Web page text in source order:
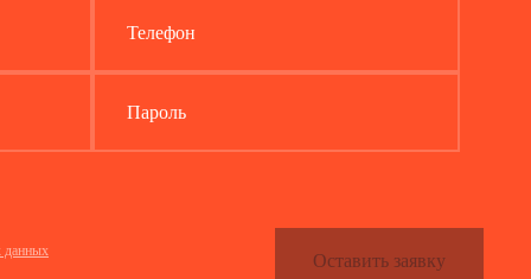
Телефон
Пароль
данных
Оставить заявку